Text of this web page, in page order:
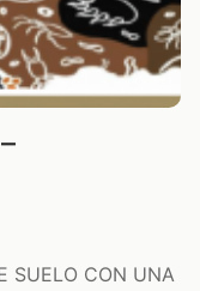
SUELO CON UNA